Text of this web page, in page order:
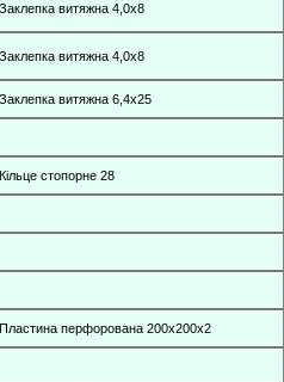
Заклепка витяжна 4,0х8
Заклепка витяжна 4,0х8
Заклепка витяжна 6,4х25
Кільце стопорне 28
Пластина перфорована 200х200х2